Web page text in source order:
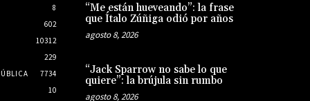
8
602
10312
229
7734
10
“Me están hueveando”: la frase
que Ítalo Zúñiga odió por años
agosto 8, 2026
“Jack Sparrow no sabe lo que
quiere”: la brújula sin rumbo
agosto 8, 2026